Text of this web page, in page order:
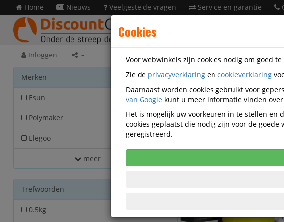
Home Nieuws Veelgestelde vragen Service en garantie
Inloggen
Merken
Esun 63
Polymaker 55
Elegoo 14
meer
Trefwoorden
0.5kg
Printer supplies 3D
Cookies
Voor webwinkels zijn cookies nodig om goed
Zie de privacyverklaring en cookieverklaring
Daarnaast worden cookies gebruikt voor
van Google kunt u meer informatie vinden
Het is mogelijk uw voorkeuren in te stellen en
cookies geplaatst die nodig zijn voor de
geregistreerd.